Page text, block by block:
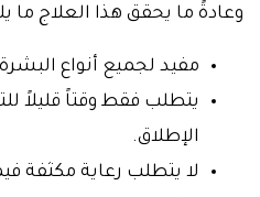
وعادةً ما يحقق هذا العلاج ما
مفيد لجميع أنواع
يتطلب فقط وقتاً قليلاً
الإطلاق.
لا يتطلب رعاية مكثفة